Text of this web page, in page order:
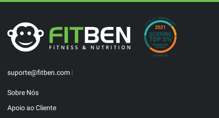
suporte@fitben.com |
Sobre Nós
Apoio ao Cliente